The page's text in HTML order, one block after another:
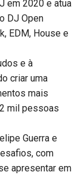
em 2020 e atua
DJ Open
EDM, House e
e à
criar uma
mais
mil pessoas
Guerra e
com
apresentar em